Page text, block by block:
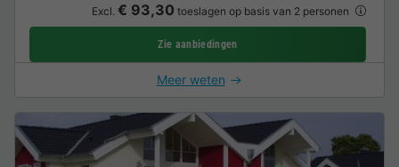
Excl. € 93,30 toeslagen op basis van 2 personen
Zie aanbiedingen
Meer weten